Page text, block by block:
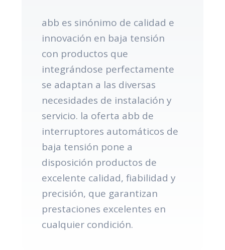
abb es sinónimo de calidad e
innovación en baja tensión
con productos que
integrándose perfectamente
se adaptan a las diversas
necesidades de instalación y
servicio. la oferta abb de
interruptores automáticos de
baja tensión pone a
disposición productos de
excelente calidad, fiabilidad y
precisión, que garantizan
prestaciones excelentes en
cualquier condición.